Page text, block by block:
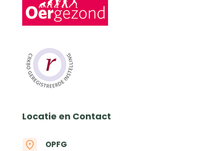
Locatie en Contact
OPFG